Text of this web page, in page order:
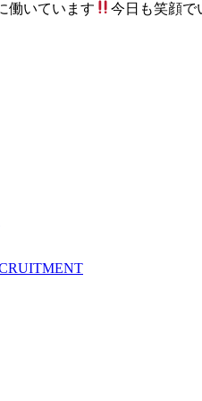
働いています 今日も笑顔で